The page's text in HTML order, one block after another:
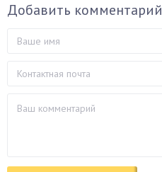
Добавить комментарий